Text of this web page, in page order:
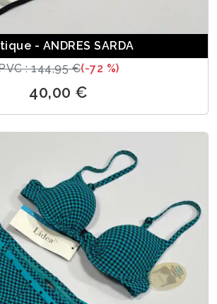
- ANDRES SARDA
: 144,95 €(-72 %)
40,00 €